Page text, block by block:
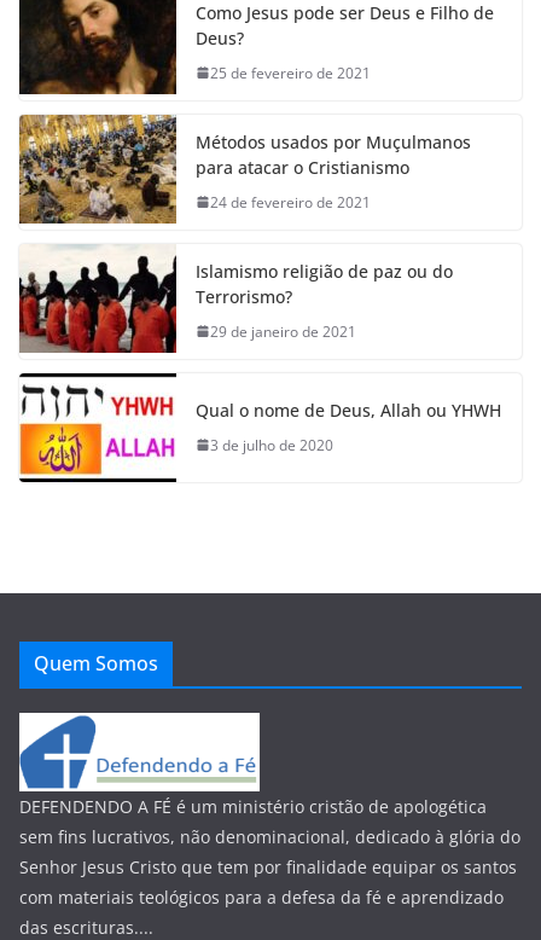
Como Jesus pode ser Deus e Filho de
Deus?
25 de fevereiro de 2021
Métodos usados por Muçulmanos
para atacar o Cristianismo
24 de fevereiro de 2021
Islamismo religião de paz ou do
Terrorismo?
29 de janeiro de 2021
Qual o nome de Deus, Allah ou YHWH
3 de julho de 2020
Quem Somos
DEFENDENDO A FÉ é um ministério cristão de apologética
sem fins lucrativos, não denominacional, dedicado à glória do
Senhor Jesus Cristo que tem por finalidade equipar os santos
com materiais teológicos para a defesa da fé e aprendizado
das escrituras....